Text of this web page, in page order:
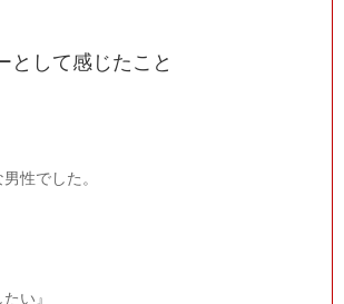
として感じたこと
性でした。
い』